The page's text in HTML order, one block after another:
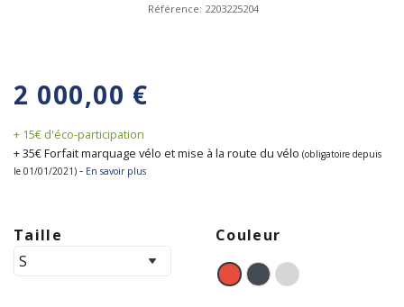
Référence: 2203225204
2 000,00 €
+ 15€ d'éco-participation
+ 35€ Forfait marquage vélo et mise à la route du vélo (obligatoire depuis
le 01/01/2021) - En savoir plus
Taille Couleur